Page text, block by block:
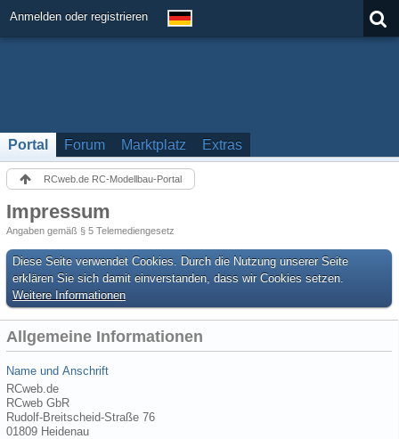
Anmelden oder registrieren
Portal Forum Marktplatz Extras
RCweb.de RC-Modellbau-Portal
Impressum
Angaben gemäß § 5 Telemediengesetz
Diese Seite verwendet Cookies. Durch die Nutzung unserer Seite
erklären Sie sich damit einverstanden, dass wir Cookies setzen.
Weitere Informationen
Allgemeine Informationen
Name und Anschrift
RCweb.de
RCweb GbR
Rudolf-Breitscheid-Straße 76
01809 Heidenau